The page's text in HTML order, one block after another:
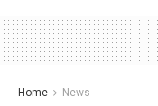
Home News